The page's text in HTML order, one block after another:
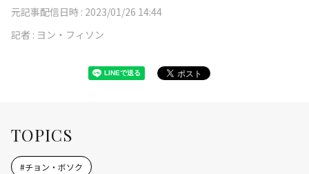
元記事配信日時 : 2023/01/26 14:44
記者 : ヨン・フィソン
TOPICS
#チョン・ボソク